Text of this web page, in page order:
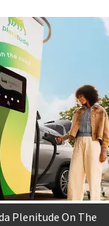
Plenitude On The